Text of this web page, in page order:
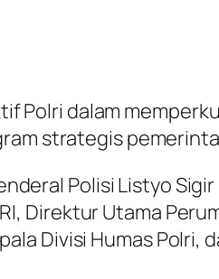
Polri dalam
strategis
Polisi Listyo Sigir
Direktur Utama
Divisi Humas Polri,